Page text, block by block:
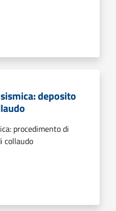
deposito
procedimento di
collaudo